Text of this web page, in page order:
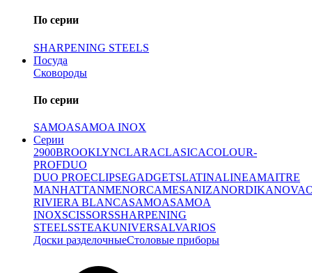
По серии
SHARPENING STEELS
Посуда
Сковороды
По серии
SAMOASAMOA INOX
Серии
2900BROOKLYNCLARACLASICACOLOUR-
PROFDUO
DUO PROECLIPSEGADGETSLATINALINEAMAITRE
MANHATTANMENORCAMESANIZANORDIKANOVA
RIVIERA BLANCASAMOASAMOA
INOXSCISSORSSHARPENING
STEELSSTEAKUNIVERSALVARIOS
Доски разделочныеСтоловые приборы